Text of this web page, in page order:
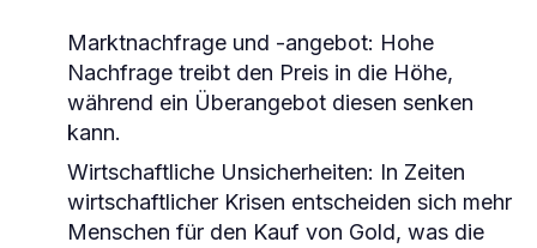
Marktnachfrage und -angebot: Hohe
Nachfrage treibt den Preis in die Höhe,
während ein Überangebot diesen senken
kann.
Wirtschaftliche Unsicherheiten: In Zeiten
wirtschaftlicher Krisen entscheiden sich mehr
Menschen für den Kauf von Gold, was die